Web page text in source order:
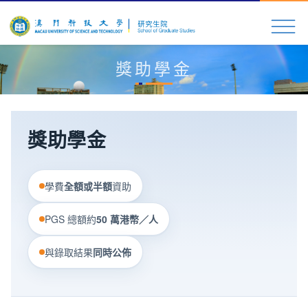
獎助學金
獎助學金
學費全額或半額資助
PGS 總額約50 萬港幣／人
與錄取結果同時公佈